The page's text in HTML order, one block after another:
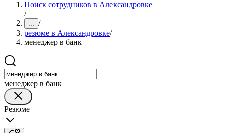
Поиск сотрудников в Александровке
/
... /
резюме в Александровке/
менеджер в банк
менеджер в банк
Резюме